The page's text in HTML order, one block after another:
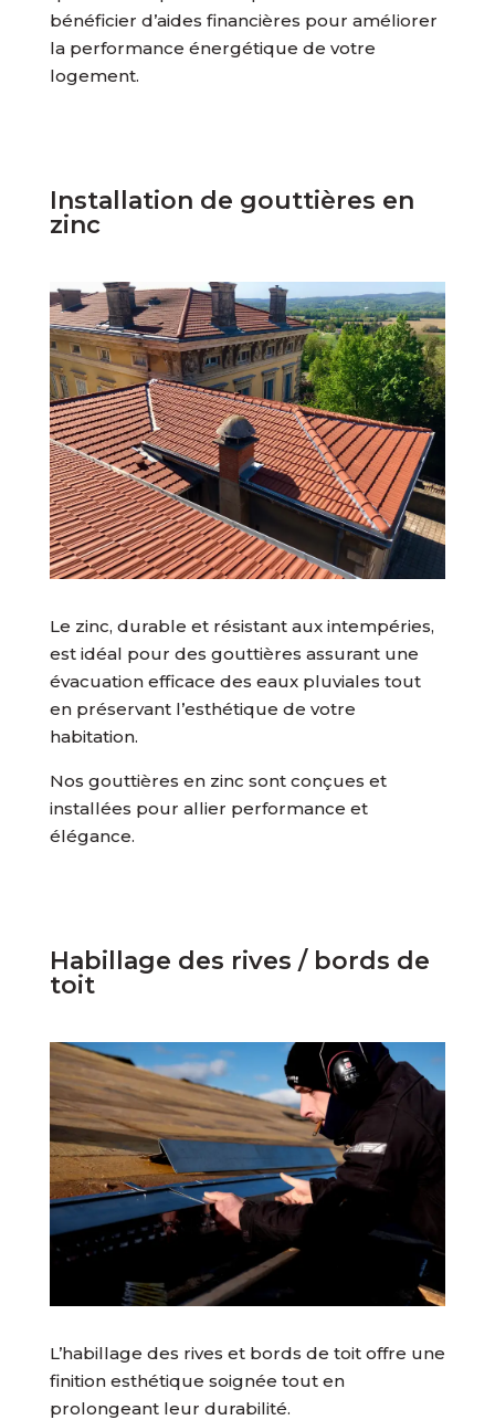
bénéficier d’aides financières pour améliorer
la performance énergétique de votre
logement.
Installation de gouttières en
zinc
Le zinc, durable et résistant aux intempéries,
est idéal pour des gouttières assurant une
évacuation efficace des eaux pluviales tout
en préservant l’esthétique de votre
habitation.
Nos gouttières en zinc sont conçues et
installées pour allier performance et
élégance.
Habillage des rives / bords de
toit
L’habillage des rives et bords de toit offre une
finition esthétique soignée tout en
prolongeant leur durabilité.